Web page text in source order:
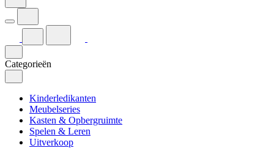
Categorieën
Kinderledikanten
Meubelseries
Kasten & Opbergruimte
Spelen & Leren
Uitverkoop